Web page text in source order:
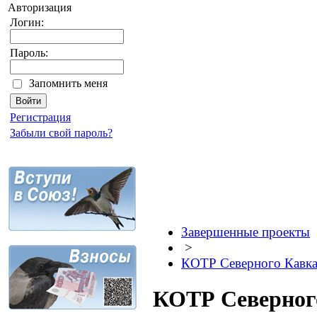
Авторизация
Логин:
Пароль:
Запомнить меня
Регистрация
Забыли свой пароль?
Завершенные проекты
>
КОТР Северного
КОТР